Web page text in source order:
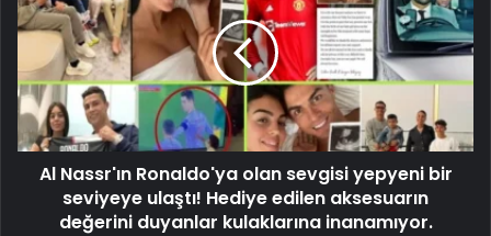
Al Nassr'ın Ronaldo'ya olan sevgisi yepyeni bir
seviyeye ulaştı! Hediye edilen aksesuarın
değerini duyanlar kulaklarına inanamıyor.